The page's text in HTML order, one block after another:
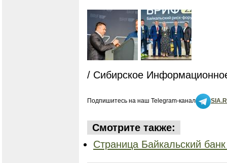
/ Сибирское
Подпишитесь на наш Telegram-канал
Смотрите также:
Страница Байкальский